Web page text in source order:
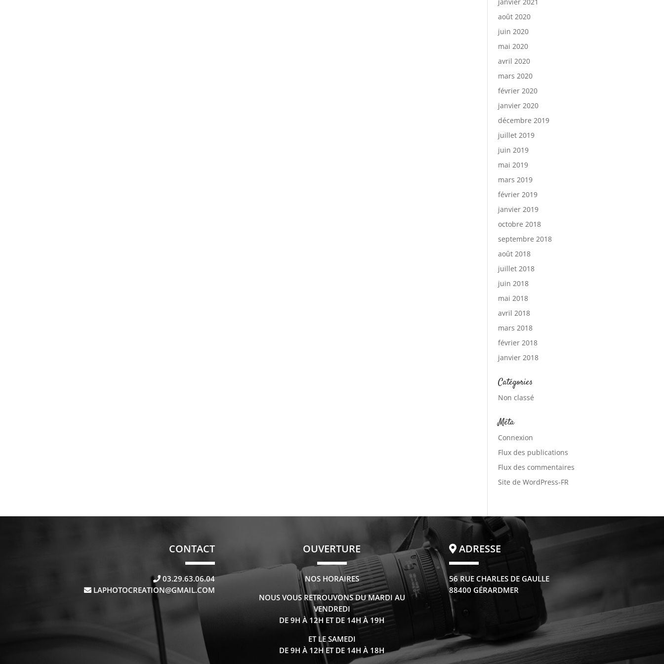
août 2020
juin 2020
mai 2020
avril 2020
mars 2020
février 2020
janvier 2020
décembre 2019
juillet 2019
juin 2019
mai 2019
mars 2019
février 2019
janvier 2019
octobre 2018
septembre 2018
août 2018
juillet 2018
juin 2018
mai 2018
avril 2018
mars 2018
février 2018
janvier 2018
Catégories
Non classé
Méta
Connexion
Flux des publications
Flux des commentaires
Site de WordPress-FR
CONTACT
03.29.63.06.04
LAPHOTOCREATION@GMAIL.COM
OUVERTURE
NOS HORAIRES
NOUS VOUS RETROUVONS DU MARDI AU
VENDREDI
DE 9H À 12H ET DE 14H À 19H
ET LE SAMEDI
DE 9H À 12H ET DE 14H À 18H
ADRESSE
56 RUE CHARLES DE GAULLE
88400 GÉRARDMER